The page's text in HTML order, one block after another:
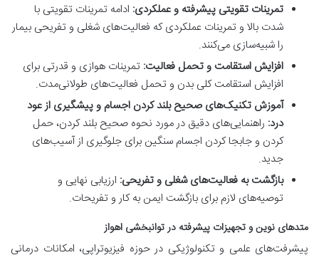
تمرینات تقویتی پیشرفته و عملکردی: ادامه تمرینات تقویتی با
شدت بالا و تمرینات عملکردی که فعالیت‌های شغلی و تفریحی بیمار
را شبیه‌سازی می‌کنند.
افزایش استقامت و تحمل فعالیت: تمرینات هوازی و قدرتی برای
افزایش استقامت کلی بدن و تحمل فعالیت‌های طولانی‌مدت.
آموزش تکنیک‌های صحیح بلند کردن اجسام و پیشگیری از عود
درد: راهنمایی‌های دقیق در مورد نحوه صحیح بلند کردن، حمل
کردن و جابجا کردن اجسام سنگین برای جلوگیری از آسیب‌های
جدید.
بازگشت به فعالیت‌های شغلی و تفریحی: ارزیابی نهایی و
توصیه‌های لازم برای بازگشت ایمن به کار و تفریحات.
متدهای نوین و تجهیزات پیشرفته در توانبخشی اهواز
پیشرفت‌های علمی و تکنولوژیکی در حوزه فیزیوتراپی، امکانات درمانی